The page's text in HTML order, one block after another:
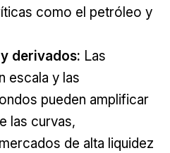
como el petróleo y
derivados: Las
escala y las
pueden amplificar
las curvas,
de alta liquidez